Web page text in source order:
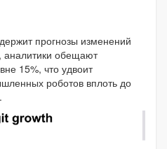
прогнозы изменений
аналитики обещают
15%, что удвоит
роботов вплоть до